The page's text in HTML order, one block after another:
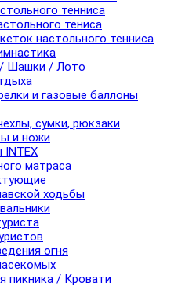
тенниса
тениса
настольного тенниса
Шашки / Лото
и газовые баллоны
сумки, рюкзаки
и ножи
матраса
ходьбы
огня
пикника / Кровати